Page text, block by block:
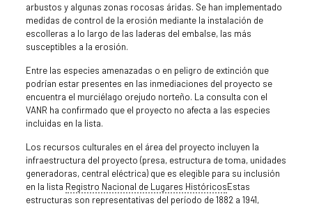
arbustos y algunas zonas rocosas áridas. Se han implementado
medidas de control de la erosión mediante la instalación de
escolleras a lo largo de las laderas del embalse, las más
susceptibles a la erosión.
Entre las especies amenazadas o en peligro de extinción que
podrían estar presentes en las inmediaciones del proyecto se
encuentra el murciélago orejudo norteño. La consulta con el
VANR ha confirmado que el proyecto no afecta a las especies
incluidas en la lista.
Los recursos culturales en el área del proyecto incluyen la
infraestructura del proyecto (presa, estructura de toma, unidades
generadoras, central eléctrica) que es elegible para su inclusión
en la lista Registro Nacional de Lugares HistóricosEstas
estructuras son representativas del período de 1882 a 1941,